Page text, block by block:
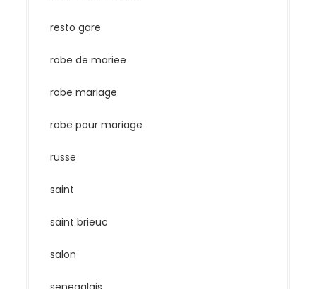
resto gare
robe de mariee
robe mariage
robe pour mariage
russe
saint
saint brieuc
salon